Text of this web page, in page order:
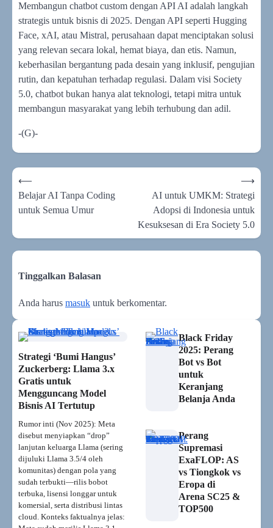
Membangun chatbot custom dengan API AI adalah langkah
strategis untuk bisnis di 2025. Dengan API seperti Hugging
Face, xAI, atau Mistral, perusahaan dapat menciptakan solusi
yang relevan secara lokal, hemat biaya, dan etis. Namun,
keberhasilan bergantung pada desain yang inklusif, pengujian
rutin, dan kepatuhan terhadap regulasi. Dalam visi Society
5.0, chatbot bukan hanya alat teknologi, tetapi mitra untuk
membangun masyarakat yang lebih terhubung dan adil.
-(G)-
Navigasi
pos
⟵
Belajar AI Tanpa Coding
untuk Semua Umur
AI untuk UMKM: Strategi
Adopsi di Indonesia untuk
Kesuksesan di Era Society 5.0
⟶
Tinggalkan Balasan
Anda harus masuk untuk berkomentar.
Strategi ‘Bumi Hangus’
Zuckerberg: Llama 3.x
Gratis untuk
Mengguncang Model
Bisnis AI Tertutup
Rumor inti (Nov 2025): Meta
disebut menyiapkan “drop”
lanjutan keluarga Llama (sering
dijuluki Llama 3.5/4 oleh
komunitas) dengan pola yang
sudah terbukti—rilis bobot
terbuka, lisensi longgar untuk
komersial, serta distribusi lintas
cloud. Konteks faktualnya jelas:
Black Friday
2025: Perang
Bot vs Bot
untuk
Keranjang
Belanja Anda
Perang
Supremasi
ExaFLOP: AS
vs Tiongkok vs
Eropa di
Arena SC25 &
TOP500